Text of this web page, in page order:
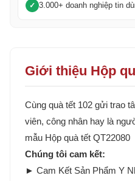
3.000+ doanh nghiệp tin
Giới thiệu Hộp
Cùng quà tết 102 gửi trao
viên, công nhân hay là
mẫu Hộp quà tết QT22080
Chúng tôi cam kết:
► Cam Kết Sản Phẩm Y